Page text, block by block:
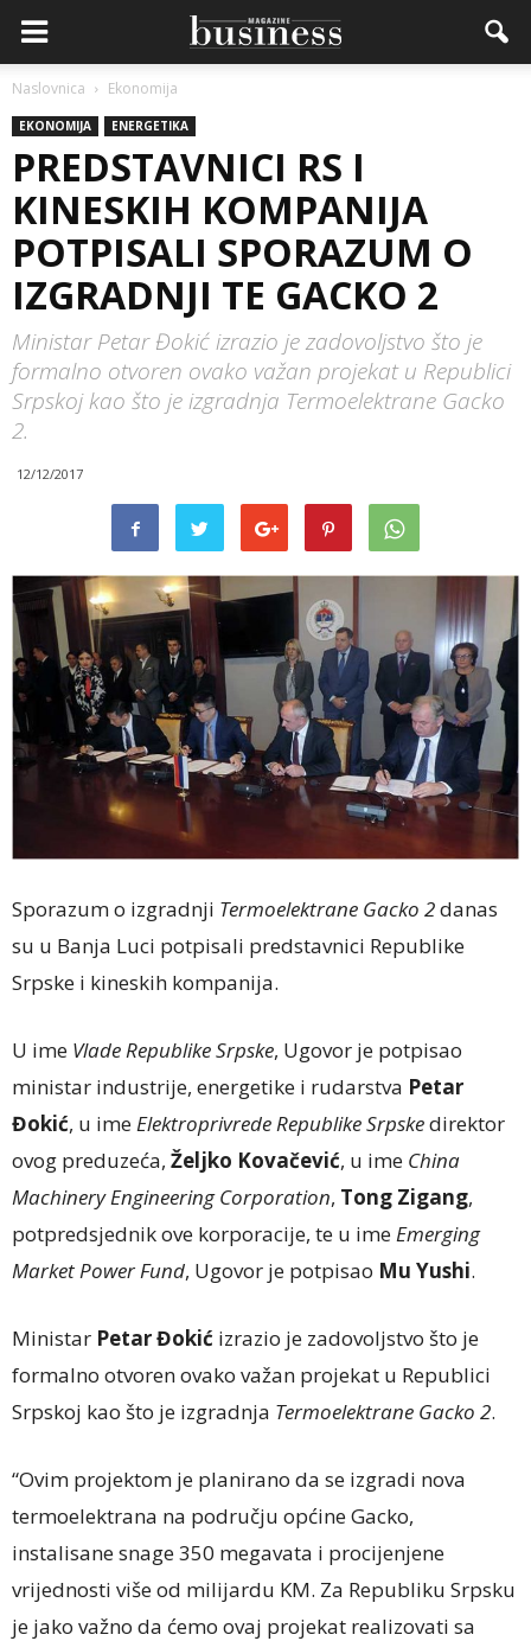
Naslovnica Ekonomija
EKONOMIJA ENERGETIKA
PREDSTAVNICI RS I
KINESKIH KOMPANIJA
POTPISALI SPORAZUM O
IZGRADNJI TE GACKO 2
Ministar Petar Đokić izrazio je zadovoljstvo što je
formalno otvoren ovako važan projekat u Republici
Srpskoj kao što je izgradnja Termoelektrane Gacko
2.
12/12/2017
Sporazum o izgradnji Termoelektrane Gacko 2danas
su u Banja Luci potpisali predstavnici Republike
Srpske i kineskih kompanija.
U ime Vlade Republike Srpske, Ugovor je potpisao
ministar industrije, energetike i rudarstva Petar
Đokić, u imeElektroprivrede Republike Srpskedirektor
ovog preduzeća, Željko Kovačević, u ime China
Machinery Engineering Corporation, Tong Zigang,
potpredsjednik ove korporacije, te u imeEmerging
Market Power Fund, Ugovor je potpisao Mu Yushi.
Ministar Petar Đokić izrazio je zadovoljstvo što je
formalno otvoren ovako važan projekat u Republici
Srpskoj kao što je izgradnja Termoelektrane Gacko 2.
“Ovim projektom je planirano da se izgradi nova
termoelektrana na području općine Gacko,
instalisane snage 350 megavata i procijenjene
vrijednosti više od milijardu KM. Za Republiku Srpsku
je jako važno da ćemo ovaj projekat realizovati sa